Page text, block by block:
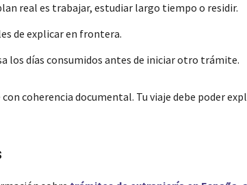
real es trabajar, estudiar largo tiempo o residir.
de explicar en frontera.
los días consumidos antes de iniciar otro trámite.
con coherencia documental. Tu viaje debe poder